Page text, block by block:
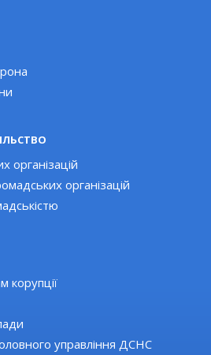
організацій
організацій
корупції
управління ДСНС